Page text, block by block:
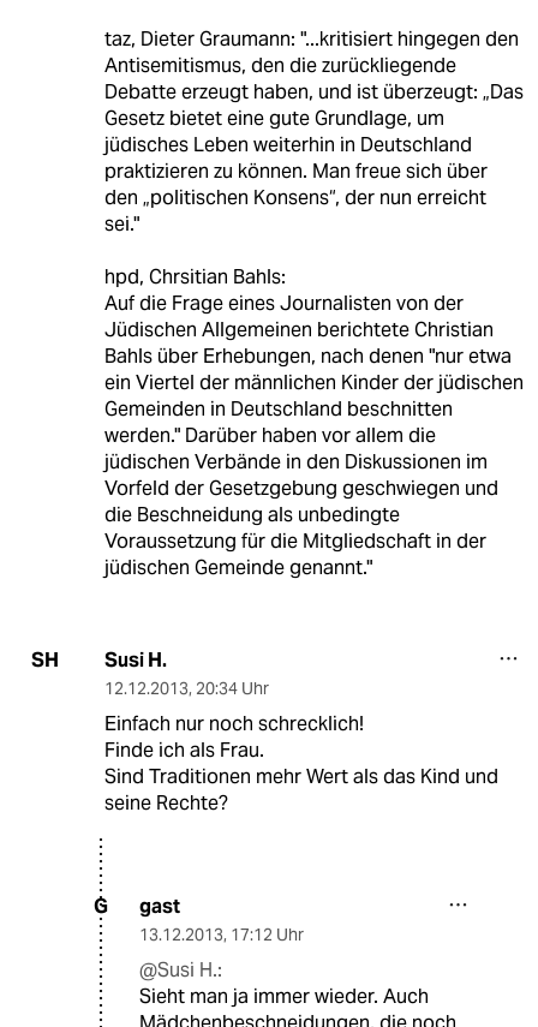
taz, Dieter Graumann: "...kritisiert hingegen den
Antisemitismus, den die zurückliegende
Debatte erzeugt haben, und ist überzeugt: „Das
Gesetz bietet eine gute Grundlage, um
jüdisches Leben weiterhin in Deutschland
praktizieren zu können. Man freue sich über
den „politischen Konsens“, der nun erreicht
sei."
hpd, Chrsitian Bahls:
Auf die Frage eines Journalisten von der
Jüdischen Allgemeinen berichtete Christian
Bahls über Erhebungen, nach denen "nur etwa
ein Viertel der männlichen Kinder der jüdischen
Gemeinden in Deutschland beschnitten
werden." Darüber haben vor allem die
jüdischen Verbände in den Diskussionen im
Vorfeld der Gesetzgebung geschwiegen und
die Beschneidung als unbedingte
Voraussetzung für die Mitgliedschaft in der
jüdischen Gemeinde genannt."
SH Susi H.
12.12.2013, 20:34 Uhr
Einfach nur noch schrecklich!
Finde ich als Frau.
Sind Traditionen mehr Wert als das Kind und
seine Rechte?
G gast
13.12.2013, 17:12 Uhr
@Susi H.:
Sieht man ja immer wieder. Auch